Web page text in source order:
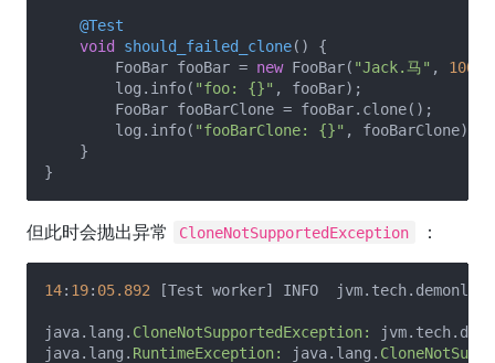
@Test
void
should_failed_clone()
{
        FooBar fooBar =
new FooBar( "Jack.马" , 100
        log.info(
"foo: {}" , fooBar);
        FooBar fooBarClone = fooBar.clone();
        log.info(
"fooBarClone: {}" , fooBarClone);
    }
但此时会抛出异常 CloneNotSupportedException ：
14: 19: 05.892 [Test worker] INFO
java.lang. CloneNotSupportedException:
java.lang. RuntimeException: java.lang.